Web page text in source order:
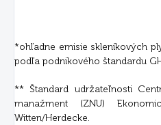
*ohľadne emisie skleníkových
podľa podnikového štandardu
** Štandard udržateľnosti
manažment (ZNU)
Witten/Herdecke.